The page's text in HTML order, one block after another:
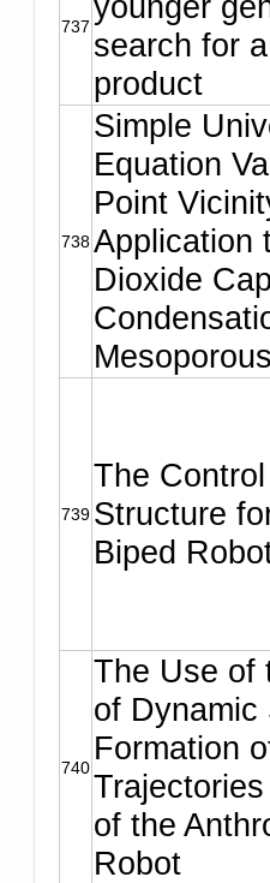
737 search for
product
738
Simple
Equation
Point
Application
Dioxide
739
The
Structure
Biped
740
The Use of
of Dynamic
Formation
of the
Robot